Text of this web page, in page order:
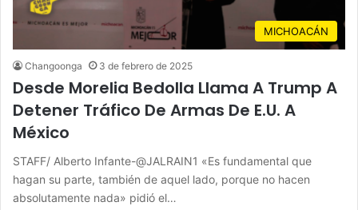
MICHOACÁN
Changoonga 3 de febrero de 2025
Desde Morelia Bedolla Llama A Trump A
Detener Tráfico De Armas De E.U. A
México
STAFF/ Alberto Infante-@JALRAIN1 «Es fundamental que
hagan su parte, también de aquel lado, porque no hacen
absolutamente nada» pidió el…